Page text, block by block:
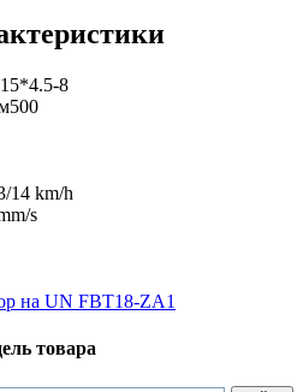
8
500
14 km/h
s
на UN FBT18-ZA1
товара